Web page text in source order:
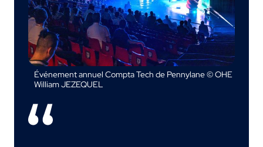
Événement annuel Compta Tech de Pennylane © OHE
William JEZEQUEL